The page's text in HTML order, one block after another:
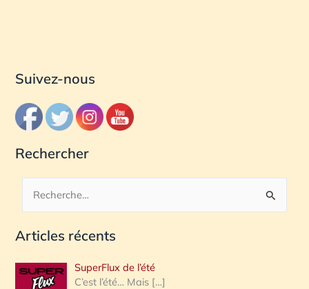
Suivez-nous
Rechercher
c
e
Articles récents
SuperFlux de l’été
C’est l’été… Mais […]